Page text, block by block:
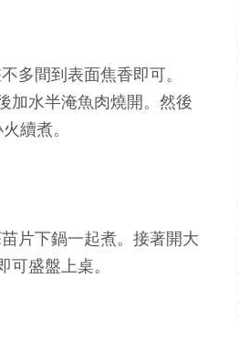
多間到表面焦香即可。
加水半淹魚肉燒開。然後
續煮。
片下鍋一起煮。接著開大
可盛盤上桌。